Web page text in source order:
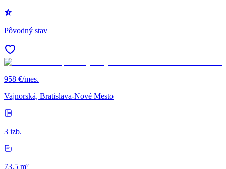
Pôvodný stav
958 €/mes.
Vajnorská, Bratislava-Nové Mesto
3 izb.
73.5 m²